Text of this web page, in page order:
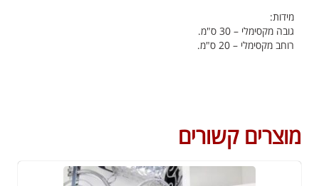
מידות:
גובה מקסימלי – 30 ס"מ.
רוחב מקסימלי – 20 ס"מ.
מוצרים קשורים